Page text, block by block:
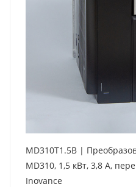
MD310T1.5B | Преобразователь частоты, серия
MD310, 1,5 кВт, 3,8 А,
Inovance